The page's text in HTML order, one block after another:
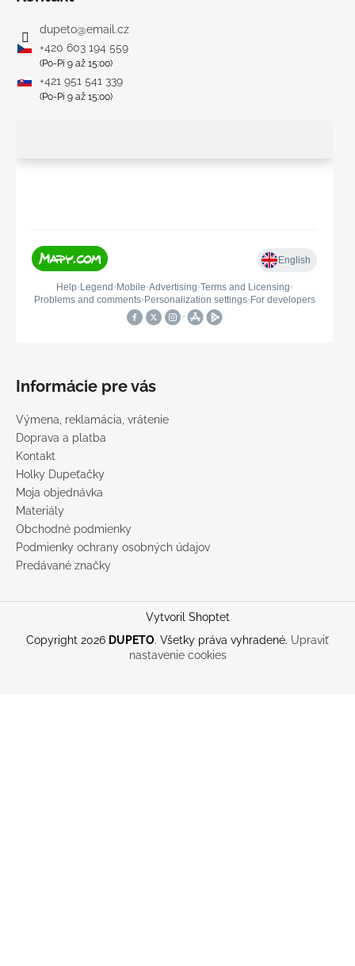
dupeto@email.cz
+420 603 194 559
(Po-Pi 9 až 15:00)
+421 951 541 339
(Po-Pi 9 až 15:00)
Informácie pre vás
Výmena, reklamácia, vrátenie
Doprava a platba
Kontakt
Holky Dupeťačky
Moja objednávka
Materiály
Obchodné podmienky
Podmienky ochrany osobných údajov
Predávané značky
Vytvoril Shoptet
Copyright 2026 DUPETO. Všetky práva vyhradené. Upraviť
nastavenie cookies